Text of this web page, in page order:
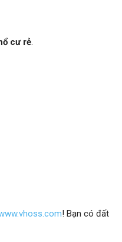
cư rẻ.
! Bạn có đất